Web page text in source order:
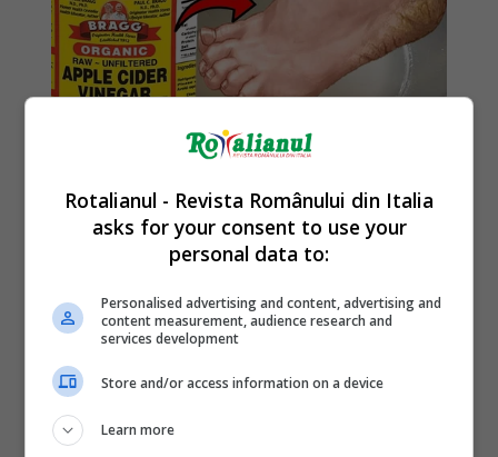
Rotalianul - Revista Românului din Italia
asks for your consent to use your
personal data to:
Personalised advertising and content, advertising and
content measurement, audience research and
services development
Store and/or access information on a device
Learn more